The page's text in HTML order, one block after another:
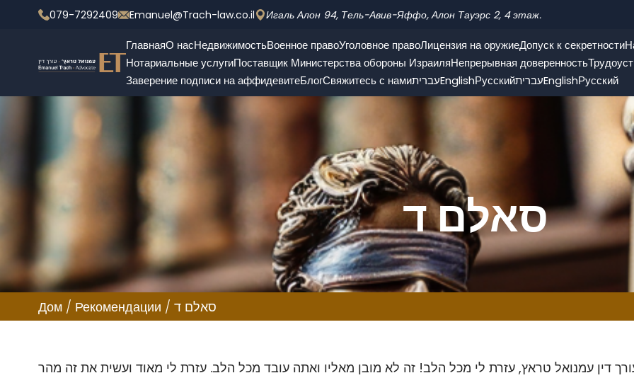
079-7292409 Emanuel@Trach-law.co.il Игаль Алон 94, Тель-Авив-Яффо, Алон Тауэрс 2, 4 этаж.
ГлавнаяО насНедвижимостьВоенное правоУголовное правоЛицензия на оружиеДопуск к секретности
Нотариальные услугиПоставщик Министерства обороны ИзраиляНепрерывная доверенность
Заверение подписи на аффидевитеБлогСвяжитесь с намиעבריתEnglishРусскийעבריתEnglishРусский
סאלם ד
Дом / Рекомендации / סאלם ד